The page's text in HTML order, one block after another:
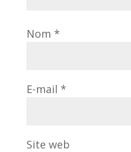
Nom *
E-mail *
Site web